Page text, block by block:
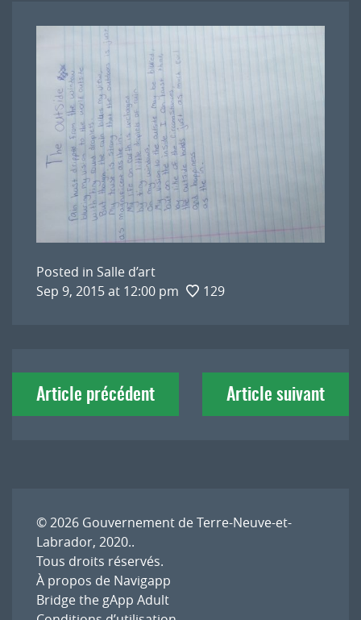
Posted in Salle d’art
Sep 9, 2015 at 12:00 pm
129
Navigation
deArticle précédent Article suivant
© 2026 Gouvernement de Terre-Neuve-et-
Labrador, 2020..
Tous droits réservés.
À propos de Navigapp
Bridge the gApp Adult